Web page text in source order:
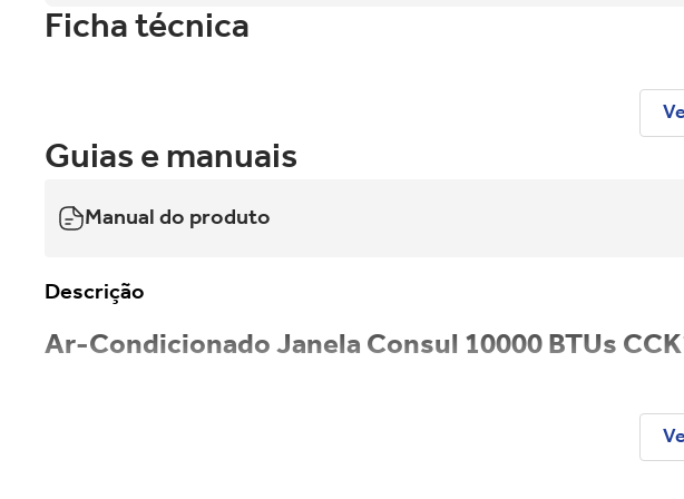
Ficha técnica
Guias e manuais
Manual do produto
Descrição
Ar-Condicionado Janela Consul 10000 BTUs
refrigeração eficiente com até 35% de redução no consumo de energia, oferecendo mais
diferentes ambientes, trazendo um visual mais elegante e discreto para